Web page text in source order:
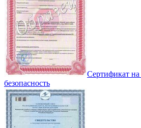
Сертификат
безопасность